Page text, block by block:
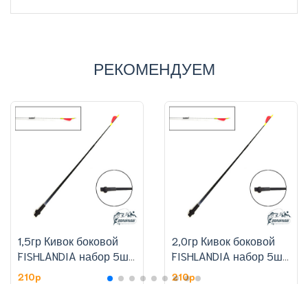
РЕКОМЕНДУЕМ
1,5гр Кивок боковой
FISHLANDIA набор 5шт,
цена за штуку
210p
2,0гр Кивок боковой
FISHLANDIA набор 5шт,
цена за штуку
210p